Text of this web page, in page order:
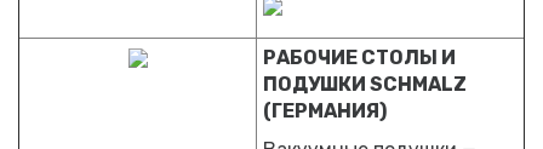
РАБОЧИЕ СТОЛЫ И
ПОДУШКИ SCHMALZ
(ГЕРМАНИЯ)